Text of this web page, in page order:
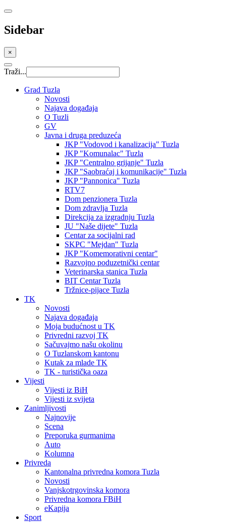
Sidebar
×
Traži...
Grad Tuzla
Novosti
Najava događaja
O Tuzli
GV
Javna i druga preduzeća
JKP "Vodovod i kanalizacija" Tuzla
JKP "Komunalac" Tuzla
JKP "Centralno grijanje" Tuzla
JKP "Saobraćaj i komunikacije" Tuzla
JKP "Pannonica" Tuzla
RTV7
Dom penzionera Tuzla
Dom zdravlja Tuzla
Direkcija za izgradnju Tuzla
JU "Naše dijete" Tuzla
Centar za socijalni rad
SKPC "Mejdan" Tuzla
JKP "Komemorativni centar"
Razvojno poduzetnički centar
Veterinarska stanica Tuzla
BIT Centar Tuzla
Tržnice-pijace Tuzla
TK
Novosti
Najava događaja
Moja budućnost u TK
Privredni razvoj TK
Sačuvajmo našu okolinu
O Tuzlanskom kantonu
Kutak za mlade TK
TK - turistička oaza
Vijesti
Vijesti iz BiH
Vijesti iz svijeta
Zanimljivosti
Najnovije
Scena
Preporuka gurmanima
Auto
Kolumna
Privreda
Kantonalna privredna komora Tuzla
Novosti
Vanjskotrgovinska komora
Privredna komora FBiH
eKapija
Sport